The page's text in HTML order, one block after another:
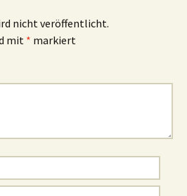
nicht veröffentlicht.
mit * markiert